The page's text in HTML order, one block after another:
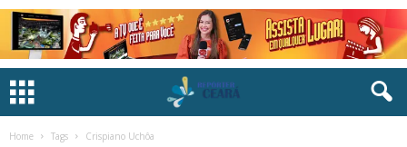
Home Tags Crispiano Uchôa